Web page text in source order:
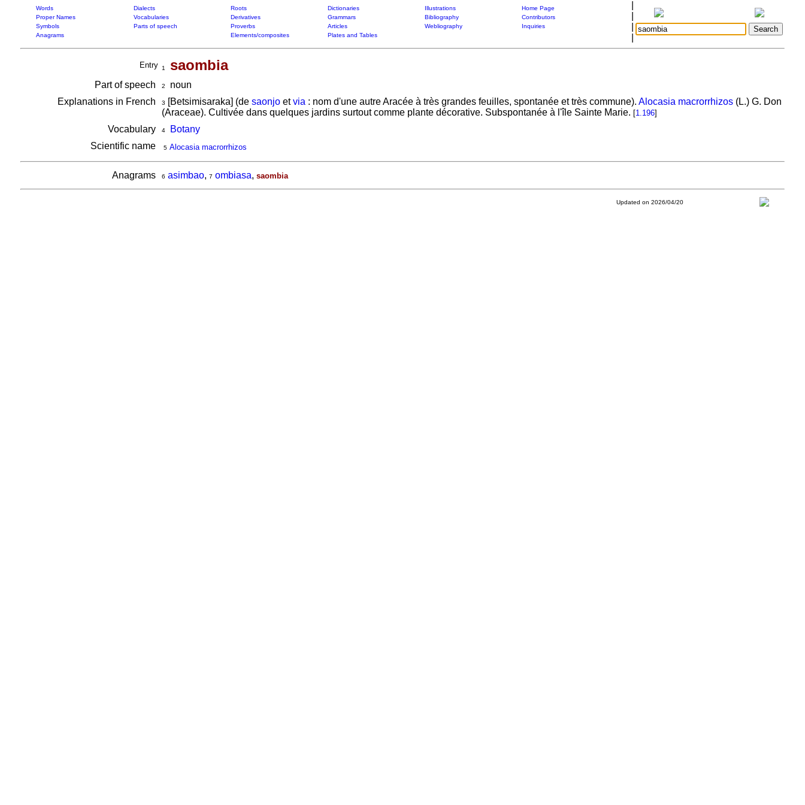
Words Dialects Roots Dictionaries Illustrations
Home Page
Proper Names
Vocabularies Derivatives Grammars Bibliography
Contributors
Symbols
Parts of speech Proverbs Articles Webliography
Inquiries
Anagrams
Elements/composites Plates and Tables
Entry 1 saombia
Part of speech 2
noun
Explanations in French
3 [Betsimisaraka] (de saonjoetvia : nom d'une autre Aracée à très grandes feuilles, spontanée et très commune). Alocasia macrorrhizos(L.) G. Don
(Araceae). Cultivée dans quelques jardins surtout comme plante décorative. Subspontanée à l'île Sainte Marie. [1.196]
Vocabulary 4
Botany
Scientific name
5 Alocasia macrorrhizos
Anagrams 6 asimbao, 7 ombiasa, saombia
Updated on 2026/04/20